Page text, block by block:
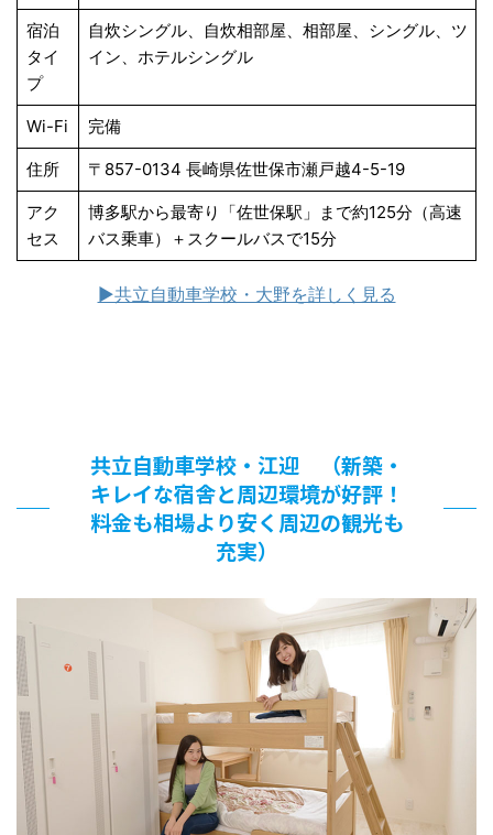
宿泊
タイ
プ
自炊シングル、自炊相部屋、相部屋、シングル、ツ
イン、ホテルシングル
Wi-Fi 完備
住所 〒857-0134 長崎県佐世保市瀬戸越4-5-19
アク
セス
博多駅から最寄り「佐世保駅」まで約125分（高速
バス乗車）＋スクールバスで15分
▶︎共立自動車学校・大野を詳しく見る
共立自動車学校・江迎 （新築・
キレイな宿舎と周辺環境が好評！
料金も相場より安く周辺の観光も
充実）